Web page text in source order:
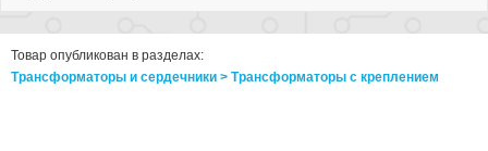
Товар опубликован в разделах:
Трансформаторы и сердечники > Трансформаторы с креплением